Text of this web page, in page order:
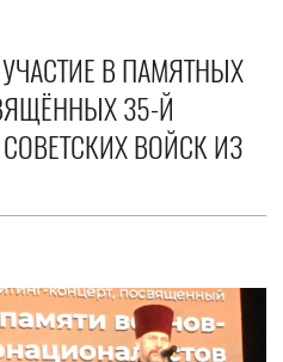
В ПАМЯТНЫХ
35-Й
ВОЙСК ИЗ